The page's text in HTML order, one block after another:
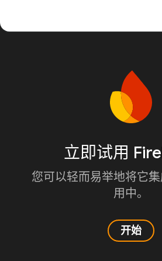
立即试用
您可以轻而易举地将它
用中。
开始